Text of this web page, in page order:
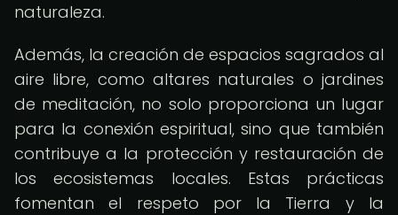
naturaleza.
Además, la creación de espacios sagrados al
aire libre, como altares naturales o jardines
de meditación, no solo proporciona un lugar
para la conexión espiritual, sino que también
contribuye a la protección y restauración de
los ecosistemas locales. Estas prácticas
fomentan el respeto por la Tierra y la